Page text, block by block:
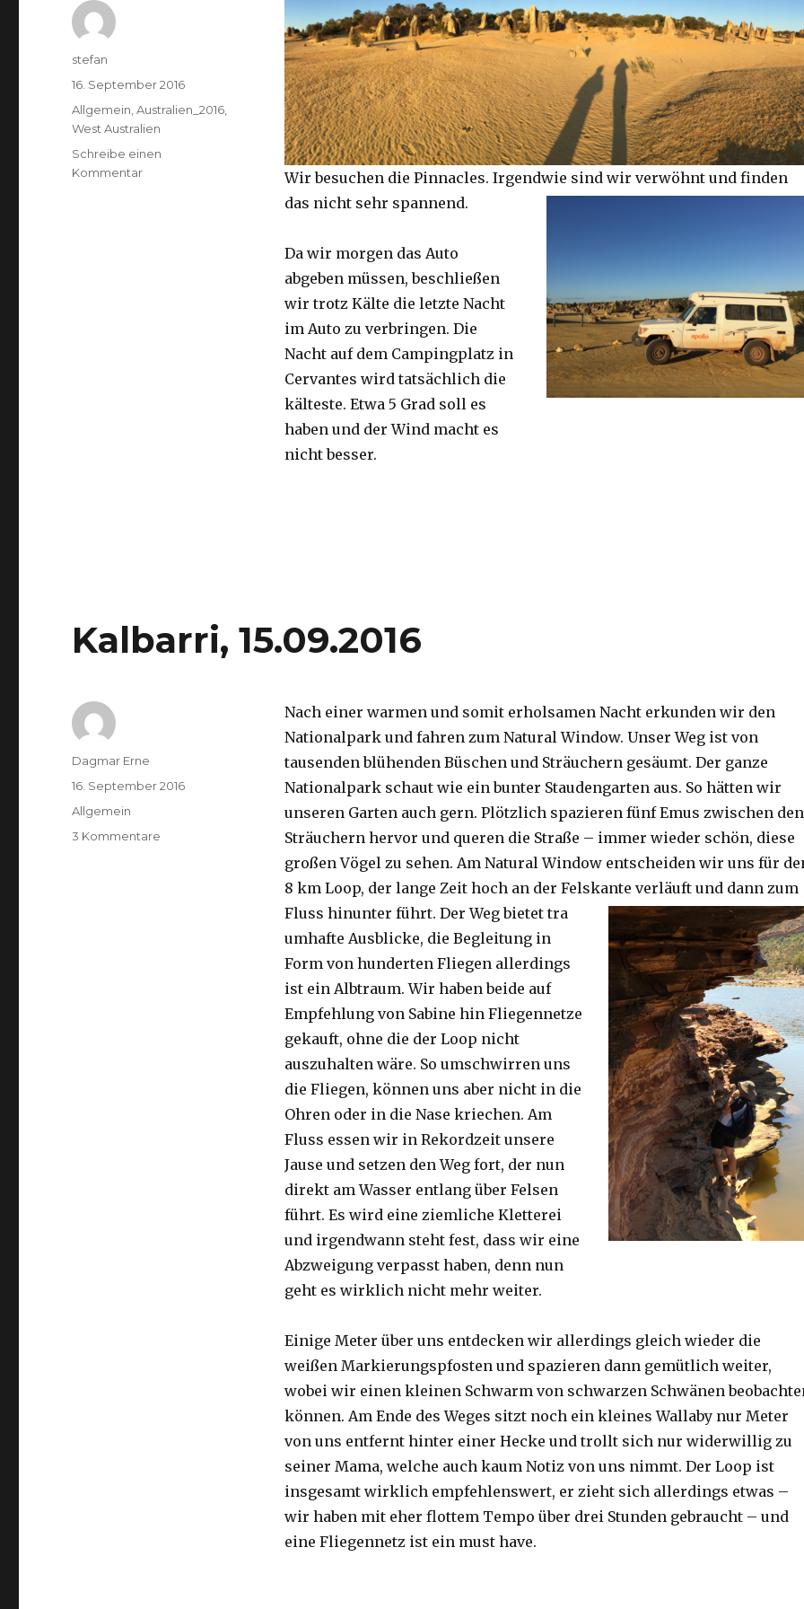
Wir besuchen die Pinnacles. Irgendwie sind wir verwöhnt und finden
das nicht sehr spannend.
Da wir morgen das Auto
abgeben müssen, beschließen
wir trotz Kälte die letzte Nacht
im Auto zu verbringen. Die
Nacht auf dem Campingplatz in
Cervantes wird tatsächlich die
kälteste. Etwa 5 Grad soll es
haben und der Wind macht es
nicht besser.
Autor
stefan
Veröffentlicht
am
16. September 2016
Kategorien
Allgemein,Australien_2016,
West Australien
Schreibe einen
Kommentarzu
Kalbarri, 15.09.2016
Nach einer warmen und somit erholsamen Nacht erkunden wir den
Nationalpark und fahren zum Natural Window. Unser Weg ist von
tausenden blühenden Büschen und Sträuchern gesäumt. Der ganze
Nationalpark schaut wie ein bunter Staudengarten aus. So hätten wir
unseren Garten auch gern. Plötzlich spazieren fünf Emus zwischen den
Sträuchern hervor und queren die Straße – immer wieder schön, diese
großen Vögel zu sehen. Am Natural Window entscheiden wir uns für
8 km Loop, der lange Zeit hoch an der Felskante verläuft und dann zum
Fluss hinunter führt. Der Weg bietet tra
umhafte Ausblicke, die Begleitung in
Form von hunderten Fliegen allerdings
ist ein Albtraum. Wir haben beide auf
Empfehlung von Sabine hin Fliegennetze
gekauft, ohne die der Loop nicht
auszuhalten wäre. So umschwirren uns
die Fliegen, können uns aber nicht in die
Ohren oder in die Nase kriechen. Am
Fluss essen wir in Rekordzeit unsere
Jause und setzen den Weg fort, der nun
direkt am Wasser entlang über Felsen
führt. Es wird eine ziemliche Kletterei
und irgendwann steht fest, dass wir eine
Abzweigung verpasst haben, denn nun
geht es wirklich nicht mehr weiter.
Einige Meter über uns entdecken wir allerdings gleich wieder die
weißen Markierungspfosten und spazieren dann gemütlich weiter,
wobei wir einen kleinen Schwarm von schwarzen Schwänen
können. Am Ende des Weges sitzt noch ein kleines Wallaby nur Meter
von uns entfernt hinter einer Hecke und trollt sich nur widerwillig zu
seiner Mama, welche auch kaum Notiz von uns nimmt. Der Loop ist
insgesamt wirklich empfehlenswert, er zieht sich allerdings etwas –
wir haben mit eher flottem Tempo über drei Stunden gebraucht – und
eine Fliegennetz ist ein must have.
Autor
Dagmar Erne
Veröffentlicht
am
16. September 2016
Kategorien
Allgemein
3 Kommentare